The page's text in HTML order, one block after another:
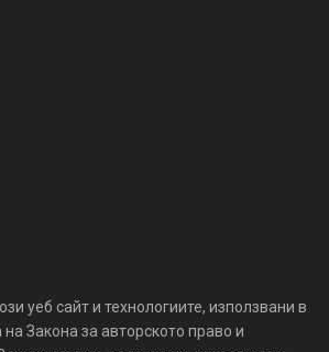
уеб сайт и технологиите, използвани в
на Закона за авторското право и